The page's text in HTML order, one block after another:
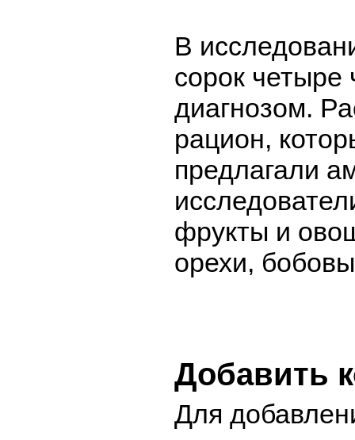
В
сорок четыре
диагнозом.
рацион,
предлагали
фрукты и
орехи,
Добавить
Для